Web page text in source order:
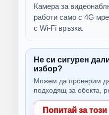
Камера за
работи само с 4G
с Wi-Fi връзка.
Не си сигурен
избор?
Можем да проверим
подходящ за обекта,
Попитай за